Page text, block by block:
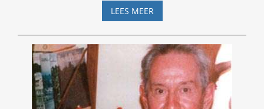
LEES MEERKEERZIJDEN
VAN
HOLISME
EN
NEW-
AGE